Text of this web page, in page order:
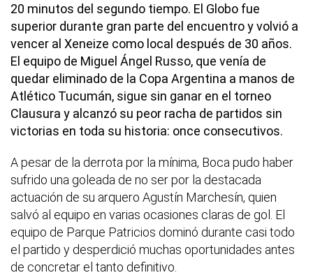
20 minutos del segundo tiempo. El Globo fue
superior durante gran parte del encuentro y volvió a
vencer al Xeneize como local después de 30 años.
El equipo de Miguel Ángel Russo, que venía de
quedar eliminado de la Copa Argentina a manos de
Atlético Tucumán, sigue sin ganar en el torneo
Clausura y alcanzó su peor racha de partidos sin
victorias en toda su historia: once consecutivos.
A pesar de la derrota por la mínima, Boca pudo haber
sufrido una goleada de no ser por la destacada
actuación de su arquero Agustín Marchesín, quien
salvó al equipo en varias ocasiones claras de gol. El
equipo de Parque Patricios dominó durante casi todo
el partido y desperdició muchas oportunidades antes
de concretar el tanto definitivo.